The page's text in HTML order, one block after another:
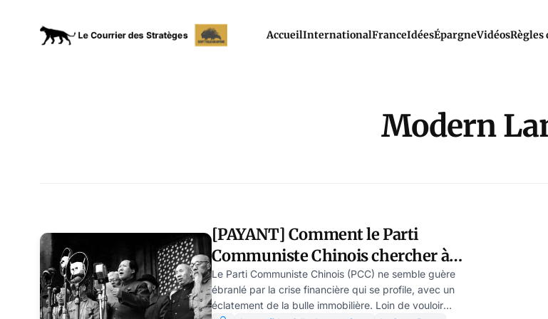
AccueilInternationalFranceIdéesÉpargneVidéosRègles
Modern
[PAYANT] Comment le Parti
Communiste Chinois chercher à
contaminer l’Occident avec ses
virus financiers
Le Parti Communiste Chinois (PCC) ne semble guère
ébranlé par la crise financière qui se profile, avec un
éclatement de la bulle immobilière. Loin de vouloir